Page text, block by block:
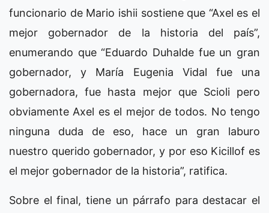
funcionario de Mario ishii sostiene que “Axel es el
mejor gobernador de la historia del país”,
enumerando que “Eduardo Duhalde fue un gran
gobernador, y María Eugenia Vidal fue una
gobernadora, fue hasta mejor que Scioli pero
obviamente Axel es el mejor de todos. No tengo
ninguna duda de eso, hace un gran laburo
nuestro querido gobernador, y por eso Kicillof es
el mejor gobernador de la historia”, ratifica.
Sobre el final, tiene un párrafo para destacar el